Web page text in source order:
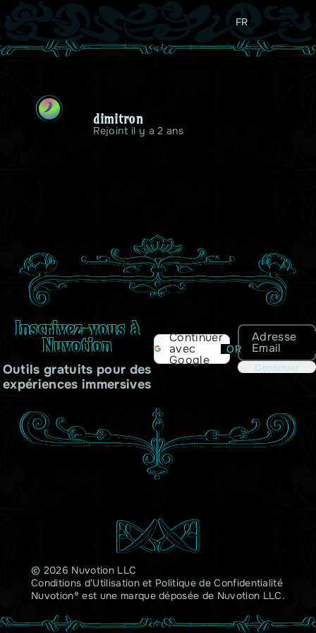
FR
D
dimitron
Rejoint il y a 2 ans
Inscrivez-vous à
Nuvotion
Outils gratuits pour des
expériences immersives
Continuer
avec
Google
OR
Adresse
Email
Continuer
© 2026 Nuvotion LLC
Conditions d'Utilisationet Politique de Confidentialité
Nuvotion® est une marque déposée de Nuvotion LLC.